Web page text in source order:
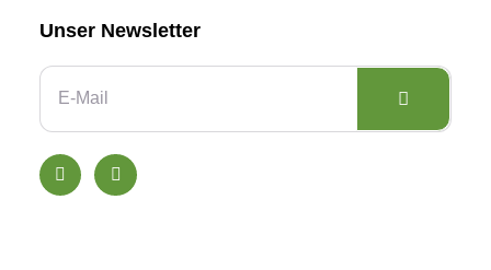
Unser Newsletter